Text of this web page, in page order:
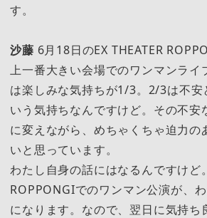
す。
沙藤 6月18日のEX THEATER
上一番大きい会場でのワンマンライ
は楽しみな気持ちが1/3。2/3は不安
いう気持ちなんですけど。その不安
に変えながら、めちゃくちゃ迫力の
いと思っています。
わたし自身の話にはなるんですけど
ROPPONGIでのワンマン公演が、
になります。なので、翌日に気持ち